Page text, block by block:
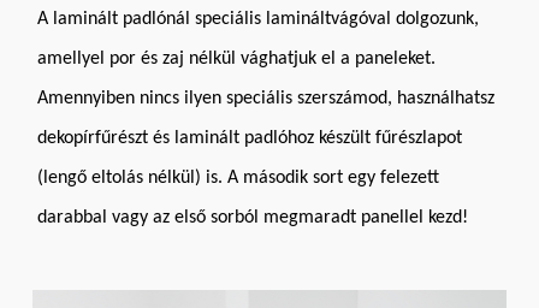
A laminált padlónál speciális lamináltvágóval dolgozunk,
amellyel por és zaj nélkül vághatjuk el a paneleket.
Amennyiben nincs ilyen speciális szerszámod, használhatsz
dekopírfűrészt és laminált padlóhoz készült fűrészlapot
(lengő eltolás nélkül) is. A második sort egy felezett
darabbal vagy az első sorból megmaradt panellel kezd!